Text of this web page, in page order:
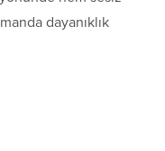
dayanıklık